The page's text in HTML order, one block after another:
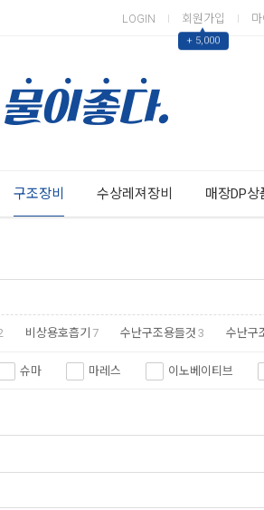
LOGIN 회원가입
▲
+ 5,000
구조장비 수상레져장비 매장DP상
비상용호흡기 7 수난구조용들것 3 수난구
슈마 마레스 이노베이티브